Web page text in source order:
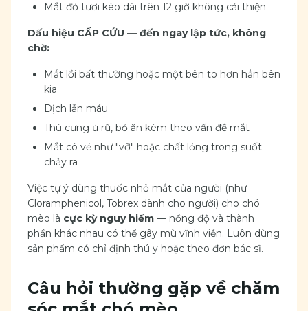
Mắt đỏ tươi kéo dài trên 12 giờ không cải thiện
Dấu hiệu CẤP CỨU — đến ngay lập tức, không
chờ:
Mắt lồi bất thường hoặc một bên to hơn hẳn bên
kia
Dịch lẫn máu
Thú cưng ủ rũ, bỏ ăn kèm theo vấn đề mắt
Mắt có vẻ như "vỡ" hoặc chất lỏng trong suốt
chảy ra
Việc tự ý dùng thuốc nhỏ mắt của người (như
Cloramphenicol, Tobrex dành cho người) cho chó
mèo là cực kỳ nguy hiểm — nồng độ và thành
phần khác nhau có thể gây mù vĩnh viễn. Luôn dùng
sản phẩm có chỉ định thú y hoặc theo đơn bác sĩ.
Câu hỏi thường gặp về chăm